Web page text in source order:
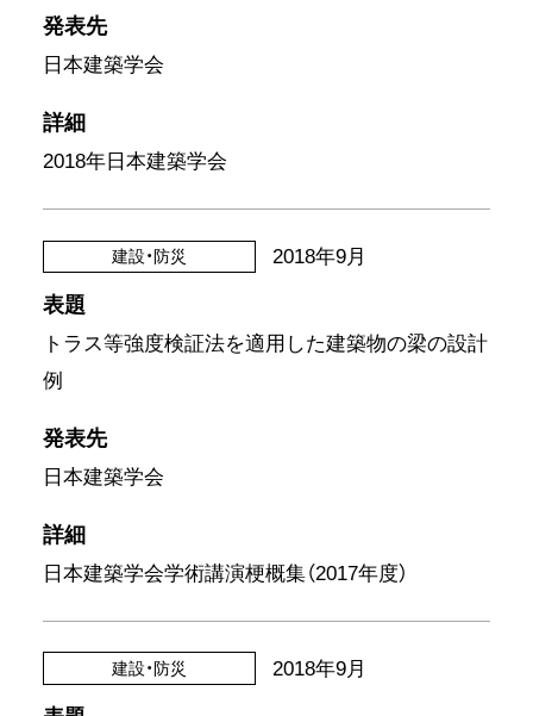
発表先
日本建築学会
詳細
2018年日本建築学会
建設・防災 2018年9月
表題
トラス等強度検証法を適用した建築物の梁の設計
例
発表先
日本建築学会
詳細
日本建築学会学術講演梗概集（2017年度）
建設・防災 2018年9月